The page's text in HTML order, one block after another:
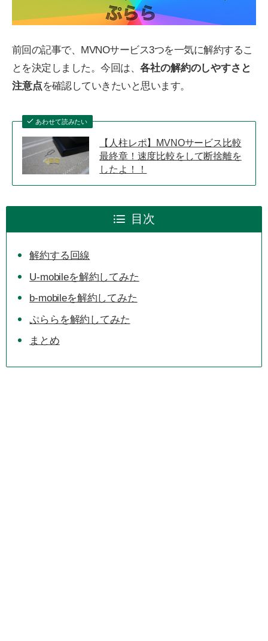
前回の記事で、MVNOサービス3つを一気に解約するこ
とを決定しました。今回は、各社の解約のしやすさと
注意点を確認していきたいと思います。
あわせて読みたい
【人柱レポ】MVNOサービス比較
最終章！速度比較をして断捨離を
したよ！！
目次
解約する回線
U-mobileを解約してみた
b-mobileを解約してみた
ぷららを解約してみた
まとめ